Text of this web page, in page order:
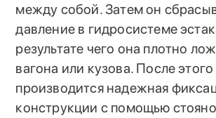
между собой. Затем он
давление в гидросистеме
результате чего она плотно
вагона или кузова. После этого
производится надежная
конструкции с помощью